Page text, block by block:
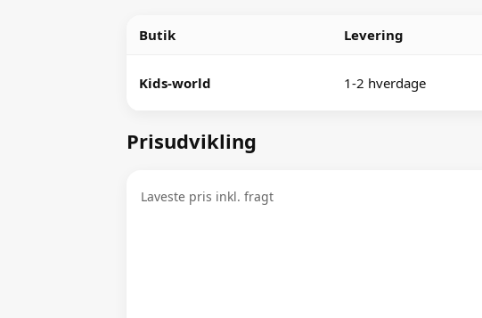
Butik Levering
Kids-world 1-2 hverdage
Prisudvikling
Laveste pris inkl. fragt